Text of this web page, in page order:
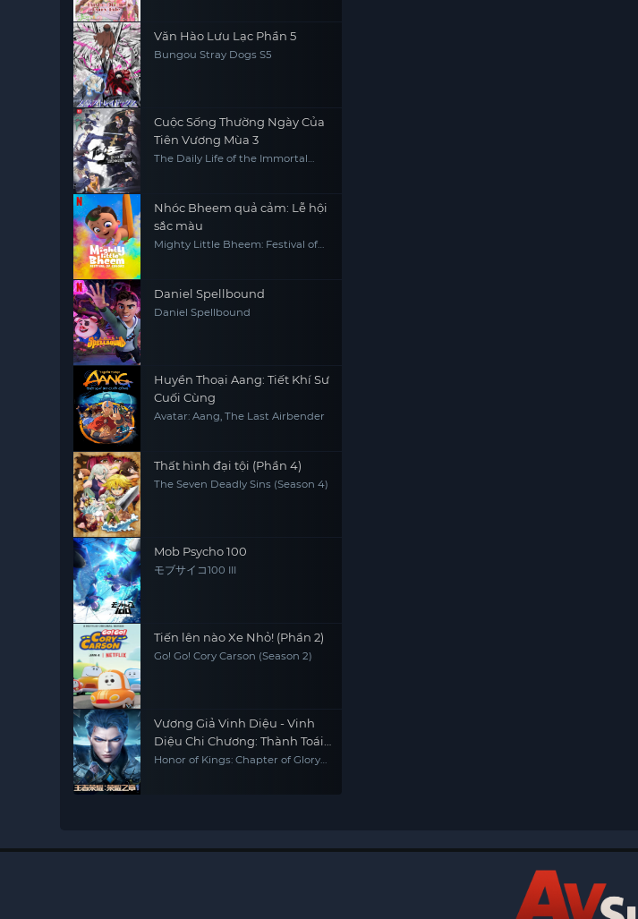
Văn Hào Lưu Lạc Phần 5
Bungou Stray Dogs S5
Cuộc Sống Thường Ngày Của
Tiên Vương Mùa 3
The Daily Life of the Immortal
Nhóc Bheem quả cảm: Lễ hội
sắc màu
Mighty Little Bheem: Festival of
Daniel Spellbound
Daniel Spellbound
Huyền Thoại Aang: Tiết Khí Sư
Cuối Cùng
Avatar: Aang, The Last Airbender
Thất hình đại tội (Phần 4)
The Seven Deadly Sins (Season 4)
Mob Psycho 100
モブサイコ100 III
Tiến lên nào Xe Nhỏ! (Phần 2)
Go! Go! Cory Carson (Season 2)
Vương Giả Vinh Diệu - Vinh
Diệu Chi Chương: Thành Toái
Nguyệt (Phần 2)
Honor of Kings: Chapter of Glory